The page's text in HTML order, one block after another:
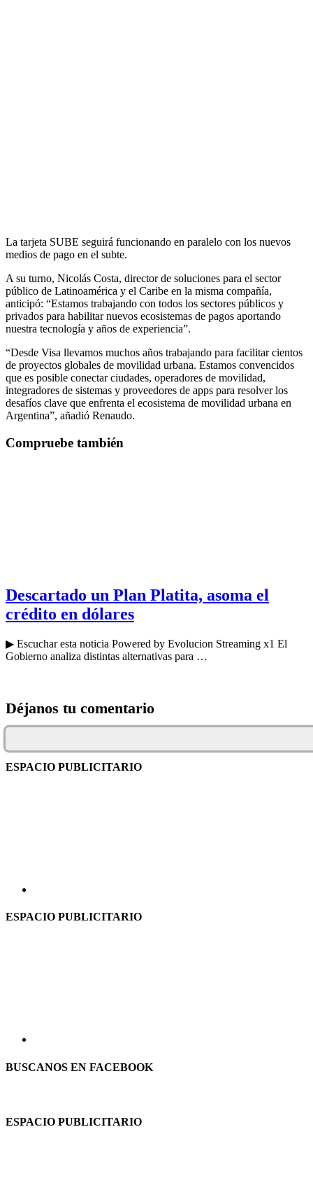
La tarjeta SUBE seguirá funcionando en paralelo con los nuevos
medios de pago en el subte.
A su turno, Nicolás Costa, director de soluciones para el sector
público de Latinoamérica y el Caribe en la misma compañía,
anticipó: “Estamos trabajando con todos los sectores públicos y
privados para habilitar nuevos ecosistemas de pagos aportando
nuestra tecnología y años de experiencia”.
“Desde Visa llevamos muchos años trabajando para facilitar cientos
de proyectos globales de movilidad urbana. Estamos convencidos
que es posible conectar ciudades, operadores de movilidad,
integradores de sistemas y proveedores de apps para resolver los
desafíos clave que enfrenta el ecosistema de movilidad urbana en
Argentina”, añadió Renaudo.
Compruebe también
Descartado un Plan Platita, asoma el
crédito en dólares
▶ Escuchar esta noticia Powered by Evolucion Streaming x1 El
Gobierno analiza distintas alternativas para …
Déjanos tu comentario
ESPACIO PUBLICITARIO
ESPACIO PUBLICITARIO
BUSCANOS EN FACEBOOK
ESPACIO PUBLICITARIO